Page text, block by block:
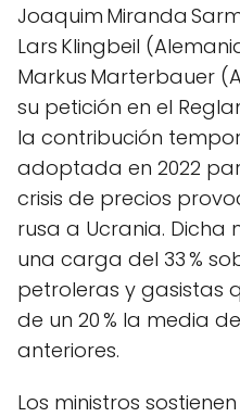
Joaquim Miranda
Lars Klingbeil
Markus Marterbauer
su petición en el
la contribución
adoptada en 2022
crisis de precios
rusa a Ucrania.
una carga del 33 %
petroleras y gasistas
de un 20 % la media
anteriores.
Los ministros